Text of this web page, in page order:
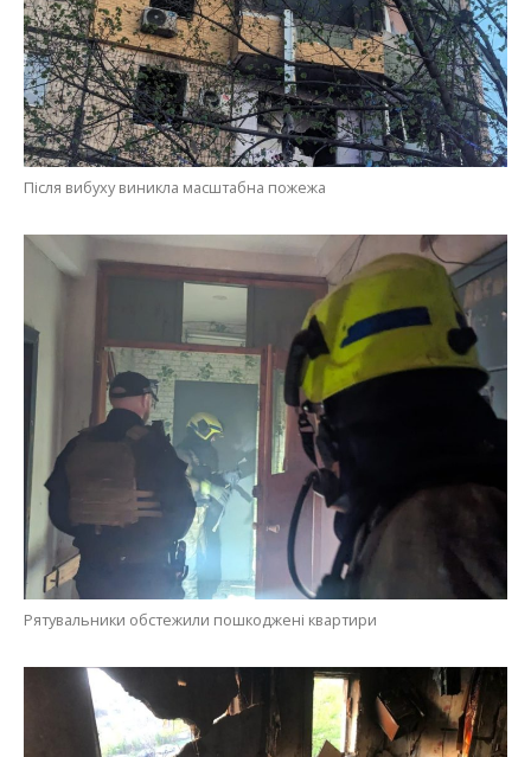
Після вибуху виникла масштабна пожежа
Рятувальники обстежили пошкоджені квартири